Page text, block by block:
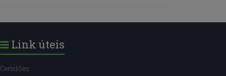
Link úteis
Certidões